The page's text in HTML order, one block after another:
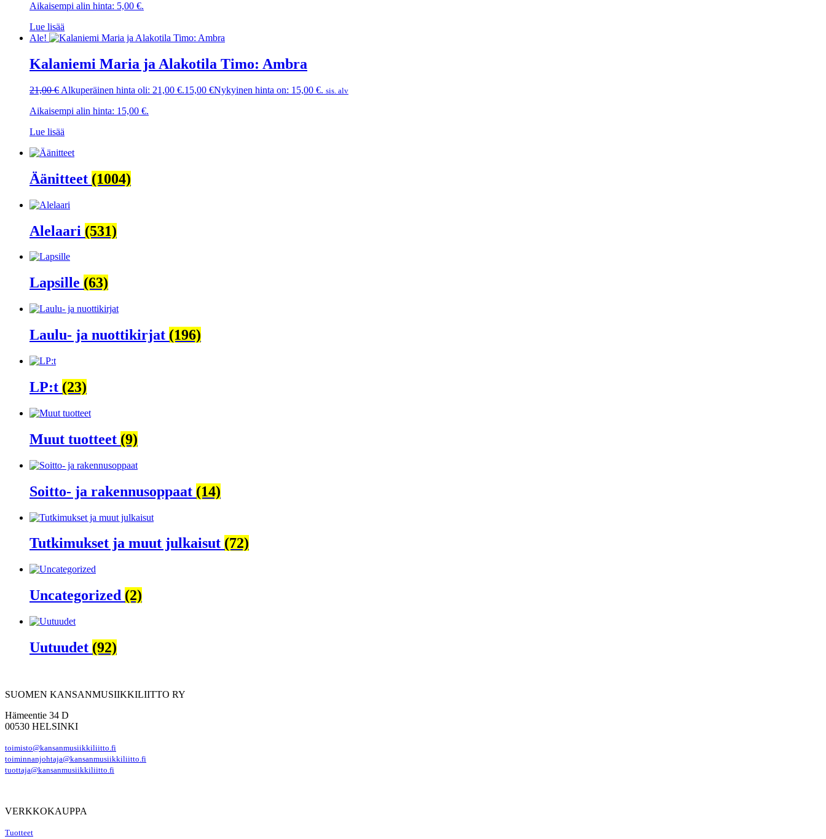
Aikaisempi alin hinta: 5,00 €.
Lue lisää
Ale!
Kalaniemi Maria ja Alakotila Timo: Ambra
21,00€ Alkuperäinen hinta oli: 21,00 €.15,00 €Nykyinen hinta on: 15,00 €. sis. alv
Aikaisempi alin hinta: 15,00 €.
Lue lisää
Äänitteet (1004)
Alelaari (531)
Lapsille (63)
Laulu- ja nuottikirjat (196)
LP:t (23)
Muut tuotteet (9)
Soitto- ja rakennusoppaat (14)
Tutkimukset ja muut julkaisut (72)
Uncategorized (2)
Uutuudet (92)
SUOMEN KANSANMUSIIKKILIITTO RY
Hämeentie 34 D
00530 HELSINKI
toimisto@kansanmusiikkiliitto.fi
toiminnanjohtaja@kansanmusiikkiliitto.fi
tuottaja@kansanmusiikkiliitto.fi
VERKKOKAUPPA
Tuotteet